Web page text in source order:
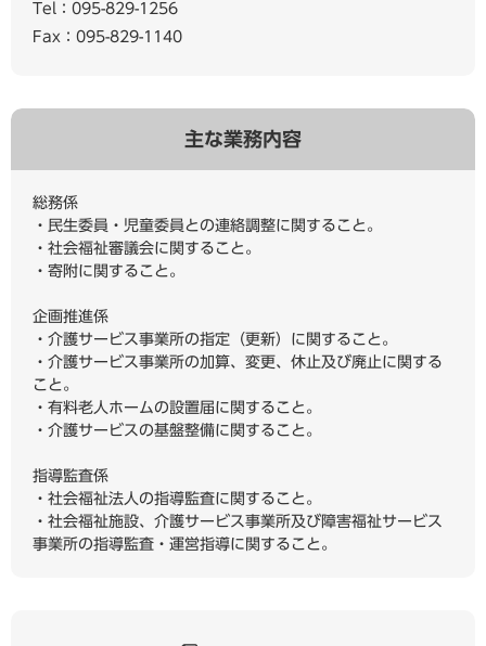
Tel：095-829-1256
Fax：095-829-1140
主な業務内容
総務係
・民生委員・児童委員との連絡調整に関すること。
・社会福祉審議会に関すること。
・寄附に関すること。
企画推進係
・介護サービス事業所の指定（更新）に関すること。
・介護サービス事業所の加算、変更、休止及び廃止に関する
こと。
・有料老人ホームの設置届に関すること。
・介護サービスの基盤整備に関すること。
指導監査係
・社会福祉法人の指導監査に関すること。
・社会福祉施設、介護サービス事業所及び障害福祉サービス
事業所の指導監査・運営指導に関すること。